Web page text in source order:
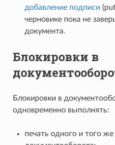
добавление подписи
черновике пока не
документа.
Блокировки в
Блокировки в
одновременно выполнять:
печать одного и того